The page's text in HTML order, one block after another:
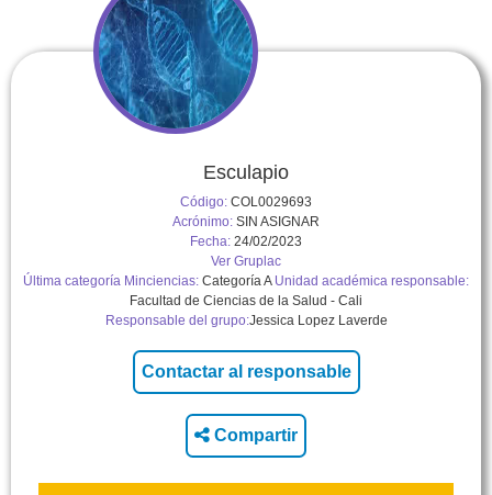
Esculapio
Código: COL0029693
Acrónimo: SIN ASIGNAR
Fecha: 24/02/2023
Ver Gruplac
Última categoría Minciencias: Categoría A Unidad académica responsable:
Facultad de Ciencias de la Salud - Cali
Responsable del grupo:Jessica Lopez Laverde
Compartir